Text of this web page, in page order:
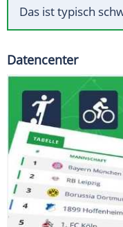
Das ist typisch
Datencenter